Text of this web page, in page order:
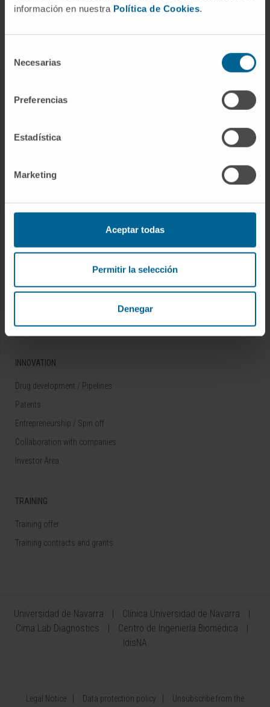
información en nuestra Política de Cookies.
Necesarias
Preferencias
Estadística
Marketing
Aceptar todas
Permitir la selección
Denegar
Campus of the Universidad de Navarra
Our Researchers
Technology platforms
INNOVATION
Drug development / Pipelines
Patents
Entrepreneurship / Spin off
Collaboration with companies
Investor Area
TRAINING
Training offer
Training contracts and grants
Universidad de Navarra
Clínica Universidad de Navarra
Cima Lab Diagnostics
Centro de Ingeniería Biomédica
IdisNA
Legal Notice Data protection policy Unsubscribe from the